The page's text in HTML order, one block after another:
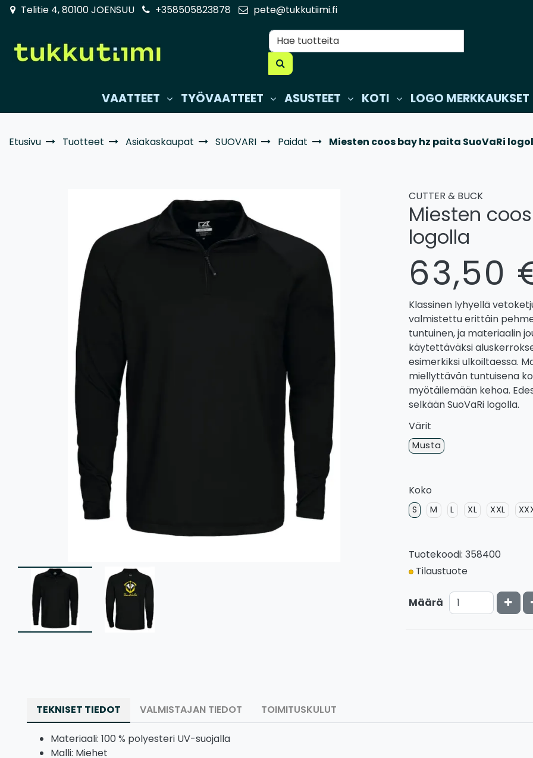
Siirry pääsisältöön
Telitie 4, 80100 JOENSUU +358505823878 pete@tukkutiimi.fi
VAATTEET TYÖVAATTEET ASUSTEET KOTI LOGO MERKKAUKSET
Etusivu Tuotteet Asiakaskaupat SUOVARI Paidat Miesten coos bay hz paita SuoVaRi
CUTTER & BUCK
Miesten
logolla
63,50
Klassinen lyhyellä
valmistettu erittäin
tuntuinen, ja materiaalin
käytettäväksi
esimerkiksi ulkoiltaessa.
miellyttävän tuntuisena
myötäilemään kehoa.
selkään SuoVaRi logolla.
Värit
Musta
Koko
S M L XL XXL
Tuotekoodi: 358400
Tilaustuote
Määrä
TEKNISET TIEDOT VALMISTAJAN TIEDOT TOIMITUSKULUT
Materiaali: 100 % polyesteri UV-suojalla
Malli: Miehet